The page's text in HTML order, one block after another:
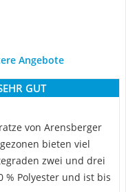
Angebote
GUT
von Arensberger
bieten viel
zwei und drei
% Polyester und ist bis